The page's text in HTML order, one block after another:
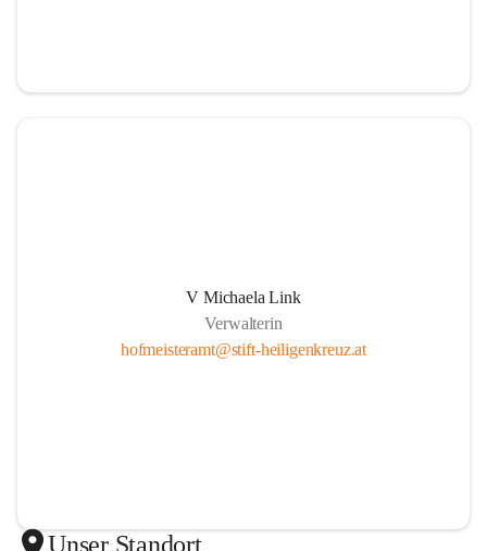
V Michaela Link
Verwalterin
hofmeisteramt@stift-heiligenkreuz.at
Unser Standort